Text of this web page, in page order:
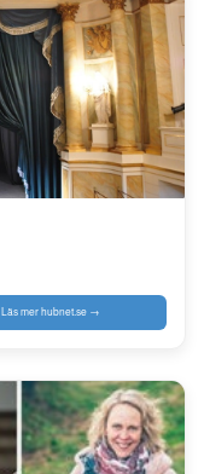
Läs mer hubnet.se →